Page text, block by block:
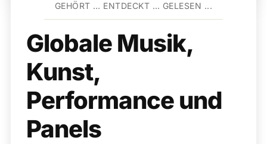
GEHÖRT … ENTDECKT … GELESEN ...
Globale Musik,
Kunst,
Performance und
Panels